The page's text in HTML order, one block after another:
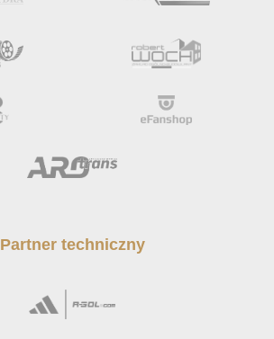
Partner techniczny